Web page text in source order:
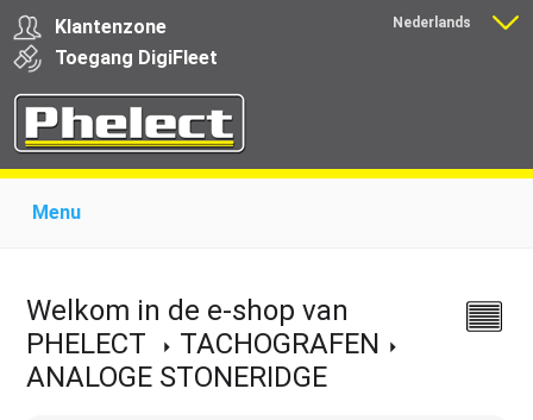
Klantenzone
Toegang DigiFleet
Nederlands
Menu
Producten voor transporteurs
Opleiding
Nieuws
Ondersteuning
Download Links Contact
Welkom in de e-shop van
PHELECT
TACHOGRAFEN
ANALOGE STONERIDGE